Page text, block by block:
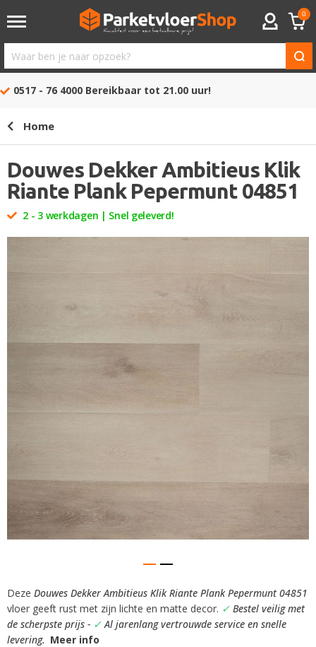
ACCOUNT
0
Waar
ben
opzoek?
0517 - 76 4000 Bereikbaar tot 21.00 uur!
Home
Douwes Dekker Ambitieus Klik
Riante Plank Pepermunt 04851
2 - 3 werkdagen | Snel geleverd!
het
gallerij
Ga
naar
het
begin
Deze Douwes Dekker Ambitieus Klik Riante Plank Pepermunt 04851
vloer geeft rust met zijn lichte en matte decor. ✓ Bestel veilig met
de scherpste prijs - ✓Al jarenlang vertrouwde service en snelle
levering. Meer info